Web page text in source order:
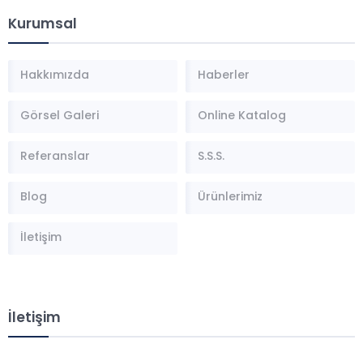
Kurumsal
Hakkımızda Haberler
Görsel Galeri Online Katalog
Referanslar S.S.S.
Blog Ürünlerimiz
İletişim
İletişim